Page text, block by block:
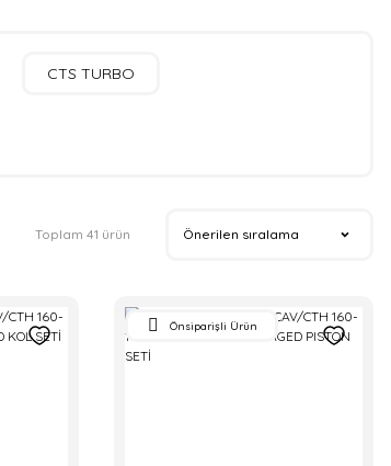
CTS TURBO
Toplam 41 ürün
Önsiparişli Ürün